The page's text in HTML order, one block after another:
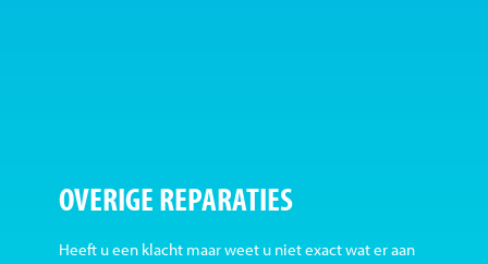
OVERIGE REPARATIES
Heeft u een klacht maar weet u niet exact wat er aan